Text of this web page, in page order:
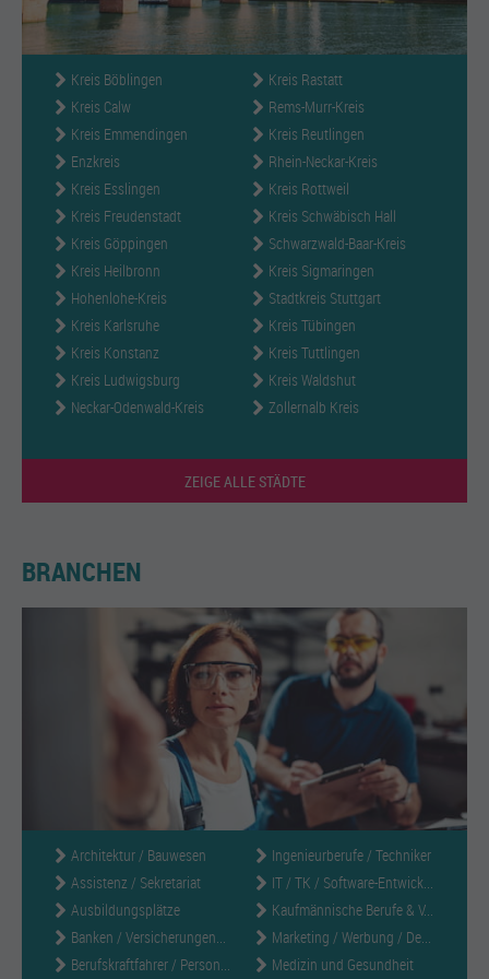
Mehr Informationen
Akzeptieren
Usercentrics
Consent Management Platform
Kreis Böblingen
Kreis Calw
Kreis Emmendingen
Enzkreis
Kreis Esslingen
Kreis Freudenstadt
Kreis Göppingen
Kreis Heilbronn
Hohenlohe-Kreis
Kreis Karlsruhe
Kreis Konstanz
Kreis Ludwigsburg
Neckar-Odenwald-Kreis
Kreis Rastatt
Rems-Murr-Kreis
Kreis Reutlingen
Rhein-Neckar-Kreis
Kreis Rottweil
Kreis Schwäbisch Hall
Schwarzwald-Baar-Kreis
Kreis Sigmaringen
Stadtkreis Stuttgart
Kreis Tübingen
Kreis Tuttlingen
Kreis Waldshut
Zollernalb Kreis
ZEIGE ALLE STÄDTE
BRANCHEN
Architektur / Bauwesen
Assistenz / Sekretariat
Ausbildungsplätze
Banken / Versicherungen...
Berufskraftfahrer / Person...
Ingenieurberufe / Techniker
IT / TK / Software-Entwick...
Kaufmännische Berufe & V...
Marketing / Werbung / De...
Medizin und Gesundheit